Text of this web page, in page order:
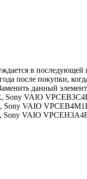
в
после покупки,
данный
Sony VAIO
VAIO
VAIO